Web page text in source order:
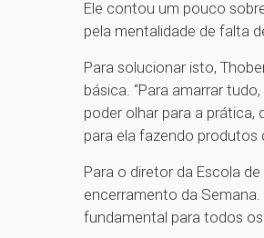
Ele contou um pouco
pela mentalidade de falta
Para solucionar isto,
básica. “Para amarrar
poder olhar para a prática,
para ela fazendo produtos
Para o diretor da Escola
encerramento da
fundamental para todos os